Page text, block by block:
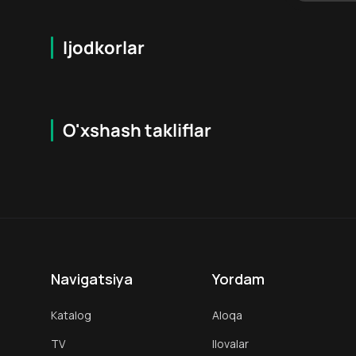
Ijodkorlar
O'xshash takliflar
Navigatsiya
Katalog
TV
Yordam
Aloqa
Ilovalar